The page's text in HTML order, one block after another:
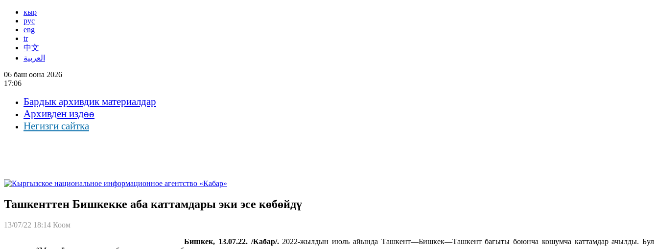
кыр
рус
eng
tr
中文
العربية
06 баш оона 2026
17:06
Бардык архивдик материалдар
Архивден издөө
Негизги сайтка
Ташкенттен Бишкекке аба каттамдары эки эсе көбөйдү
13/07/22 18:14 Коом
Бишкек, 13.07.22. /Кабар/.2022-жылдын июль айында Ташкент—Бишкек—Ташкент багыты боюнча кошумча каттамдар ачылды. Бул